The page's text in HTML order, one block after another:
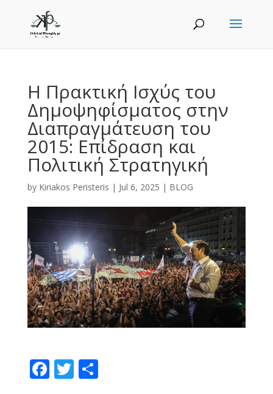
Η Πρακτική Ισχύς του
Δημοψηφίσματος στην
Διαπραγμάτευση του
2015: Επίδραση και
Πολιτική Στρατηγική
by Kiriakos Peristeris | Jul 6, 2025 | BLOG
F T S